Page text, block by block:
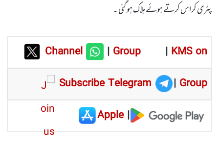
پٹری کراس کرتے ہوئے ہلاک ہو گئی ۔
Channel |Group | KMS on
Subscribe Telegram
| Group
|
Apple